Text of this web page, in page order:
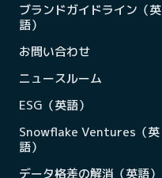
ブランドガイドライン（英
語）
お問い合わせ
ニュースルーム
ESG（英語）
Snowflake Ventures（英
語）
データ格差の解消（英語）